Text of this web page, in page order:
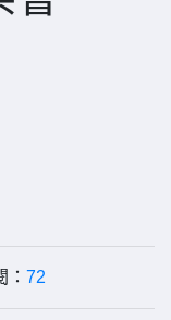
72